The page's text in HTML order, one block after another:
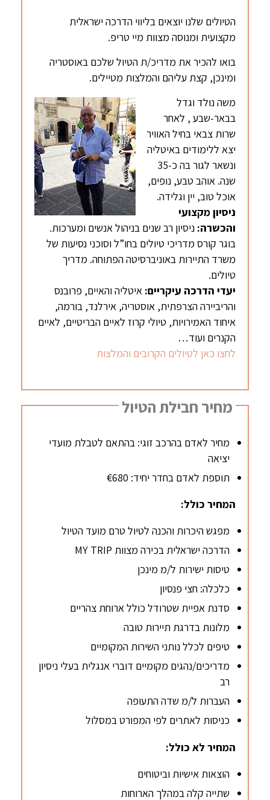
הטיולים שלנו יוצאים בליווי הדרכה ישראלית
מקצועית ומנוסה מצוות מיי טריפ.
בואו להכיר את מדריכ/ת הטיול שלכם באוסטריה
ומינכן, קצת עליהם והמלצות מטיילים.
משה נולד וגדל
בבאר-שבע , לאחר
שרות צבאי בחיל האוויר
יצא ללימודים באיטליה
ונשאר לגור בה כ-35
שנה. אוהב טבע, נופים,
אוכל טוב, יין וגלידה.
ניסיון מקצועי
והכשרה:ניסיון רב שנים בניהול אנשים ומערכות.
בוגר קורס מדריכי טיולים בחו”ל וסוכני נסיעות של
משרד התיירות באוניברסיטה הפתוחה. מדריך
טיולים.
יעדי הדרכה עיקריים:איטליה והאיים, פרובנס
והריביירה הצרפתית, אוסטריה, אירלנד, בורמה,
איחוד האמירויות, טיולי קרוז לאיים הבריטיים, לאיים
הקנרים ועוד…
לחצו כאן לטיולים הקרובים והמלצות
מחיר חבילת הטיול
מחיר לאדם בהרכב זוגי: בהתאם לטבלת מועדי
יציאה
תוספת לאדם בחדר יחיד: €680
המחיר לא כולל:
הוצאות אישיות וביטוחים
שתייה קלה במהלך הארוחות
המחיר כולל:
מפגש היכרות והכנה לטיול טרם מועד הטיול
הדרכה ישראלית בכירה מצוות MY TRIP
טיסות ישירות ל/מ מינכן
כלכלה: חצי פנסיון
סדנת אפיית שטרודל כולל ארוחת צהריים
מלונות בדרגת תיירות טובה
טיפים לכלל נותני השירות המקומיים
מדריכים/נהגים מקומיים דוברי אנגלית בעלי ניסיון
רב
העברות ל/מ שדה התעופה
כניסות לאתרים לפי המפורט במסלול